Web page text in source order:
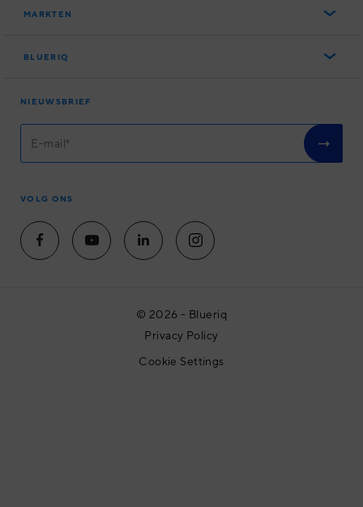
Blueriq Cloud
Persoonlijke klantreizen
Compliance
MARKTEN
Financial Services
Woningcorporaties
BLUERIQ
Partners
Academy
Community
Contact
NIEUWSBRIEF
VOLG ONS
© 2026 - Blueriq
Privacy Policy
Cookie Settings